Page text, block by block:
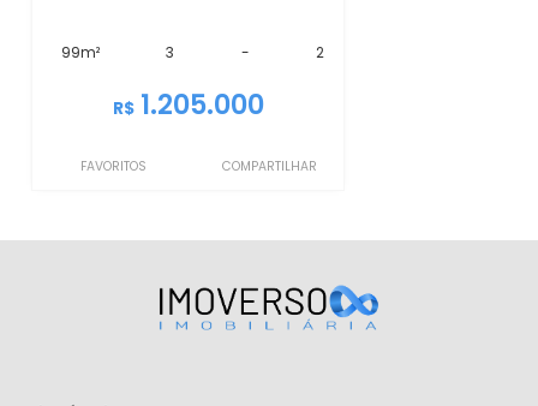
99m² 3 - 2
R$ 1.205.000
FAVORITOS COMPARTILHAR